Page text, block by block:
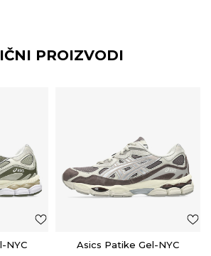
PROIZVODI
NYC Asics Patike Gel-NYC